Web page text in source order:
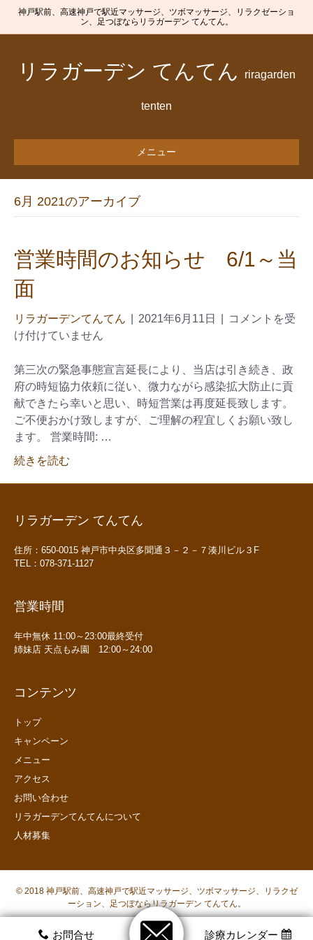
お問合せ 診療カレンダー
神戸駅前、高速神戸で駅近マッサージ、ツボマッサージ、リラクゼーショ
ン、足つぼならリラガーデン てんてん。
リラガーデン てんてん riragarden
tenten
メニュー
6月 2021のアーカイブ
営業時間のお知らせ 6/1～当
面
リラガーデンてんてん 2021年6月11日
コメントを受
け付けていません
第三次の緊急事態宣言延長により、当店は引き続き、政
府の時短協力依頼に従い、微力ながら感染拡大防止に貢
献できたら幸いと思い、時短営業は再度延長致します。
ご不便おかけ致しますが、ご理解の程宜しくお願い致し
ます。 営業時間: …
続きを読む
リラガーデン てんてん
住所：650-0015 神戸市中央区多聞通３－２－７湊川ビル３F
TEL：078-371-1127
営業時間
年中無休 11:00～23:00最終受付
姉妹店 天点もみ園 12:00～24:00
コンテンツ
トップ
キャンペーン
メニュー
アクセス
お問い合わせ
リラガーデンてんてんについて
人材募集
© 2018 神戸駅前、高速神戸で駅近マッサージ、ツボマッサージ、リラクゼ
ーション、足つぼならリラガーデン てんてん。
ホームページ制作サービス「HPoneビルダー」